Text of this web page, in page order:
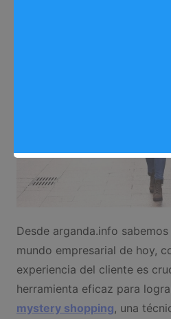
Desde arganda.info
mundo empresarial de hoy,
experiencia del cliente es
herramienta eficaz para
mystery shopping, una